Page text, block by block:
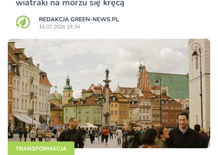
wiatraki na morzu się kręcą
REDAKCJA GREEN-NEWS.PL
16.07.2026 19:34
TRANSFORMACJA